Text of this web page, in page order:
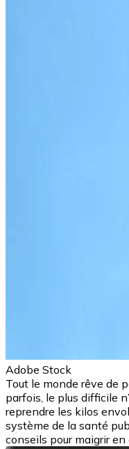
Adobe Stock
Tout le monde rêve de
parfois, le plus difficile
reprendre les kilos
système de la santé
conseils pour maigrir